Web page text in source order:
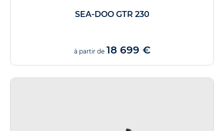
SEA-DOO GTR 230
à partir de 18 699 €